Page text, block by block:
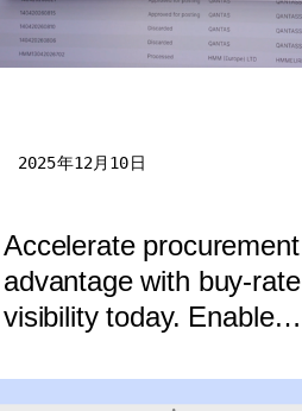
2025年12月10日
Accelerate procurement
advantage with buy-rate
visibility today. Enable
tomorrow.